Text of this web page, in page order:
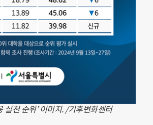
실천 순위’ 이미지. /기후변화센터